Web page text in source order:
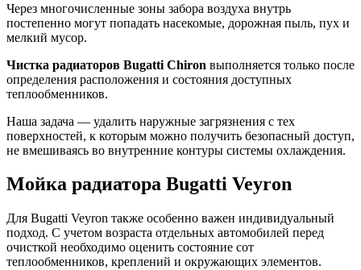
Через многочисленные зоны забора воздуха внутрь
постепенно могут попадать насекомые, дорожная пыль, пух и
мелкий мусор.
Чистка радиаторов Bugatti Chiron выполняется только после
определения расположения и состояния доступных
теплообменников.
Наша задача — удалить наружные загрязнения с тех
поверхностей, к которым можно получить безопасный доступ,
не вмешиваясь во внутренние контуры системы охлаждения.
Мойка радиатора Bugatti Veyron
Для Bugatti Veyron также особенно важен индивидуальный
подход. С учетом возраста отдельных автомобилей перед
очисткой необходимо оценить состояние сот
теплообменников, креплений и окружающих элементов.